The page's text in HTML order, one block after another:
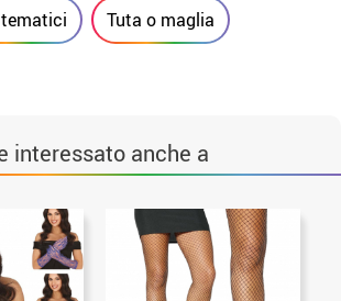
Tuta o maglia
interessato anche a